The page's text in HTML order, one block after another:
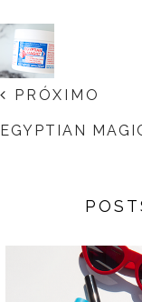
PRÓXIMO
EGYPTIAN